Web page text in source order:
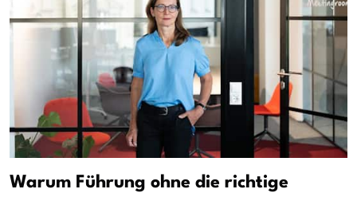
Warum Führung ohne die richtige